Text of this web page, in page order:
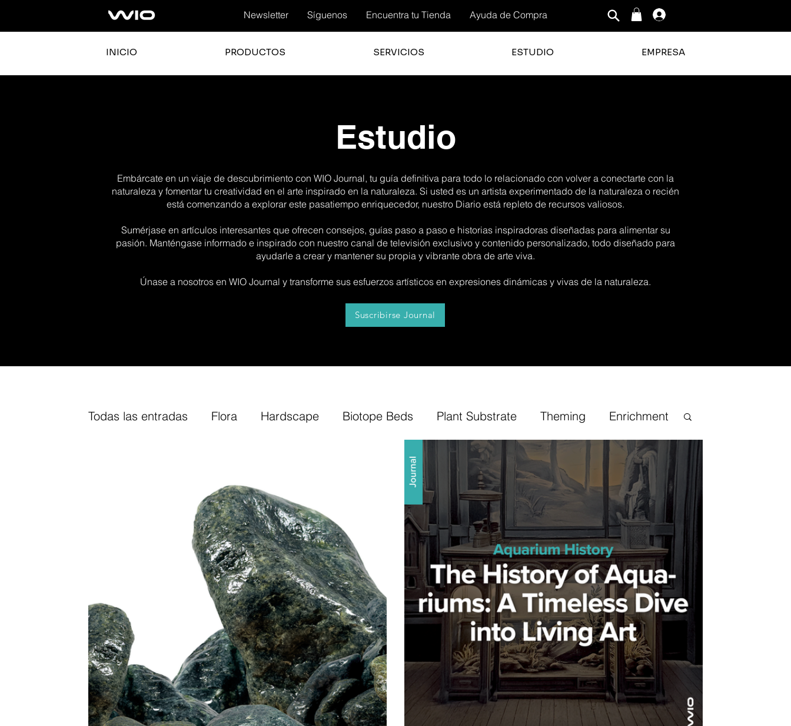
Newsletter Síguenos Encuentra tu Tienda Ayuda de Compra
INICIO PRODUCTOS SERVICIOS ESTUDIO EMPRESA
Estudio
Embárcate en un viaje de descubrimiento con WIO Journal, tu guía definitiva para todo lo relacionado con volver a conectarte con la
naturaleza y fomentar tu creatividad en el arte inspirado en la naturaleza. Si usted es un artista experimentado de la naturaleza o recién
está comenzando a explorar este pasatiempo enriquecedor, nuestro Diario está repleto de recursos valiosos.
Sumérjase en artículos interesantes que ofrecen consejos, guías paso a paso e historias inspiradoras diseñadas para alimentar su
pasión. Manténgase informado e inspirado con nuestro canal de televisión exclusivo y contenido personalizado, todo diseñado para
ayudarle a crear y mantener su propia y vibrante obra de arte viva.
Únase a nosotros en WIO Journal y transforme sus esfuerzos artísticos en expresiones dinámicas y vivas de la naturaleza.
Suscribirse Journal
Todas las entradas Flora Hardscape Biotope Beds Plant Substrate Theming Enrichment
Step by Step Tip Inspiracional TV Channel
Fine-Tuning Bonsai Insula Petitescape Sand Bonsai